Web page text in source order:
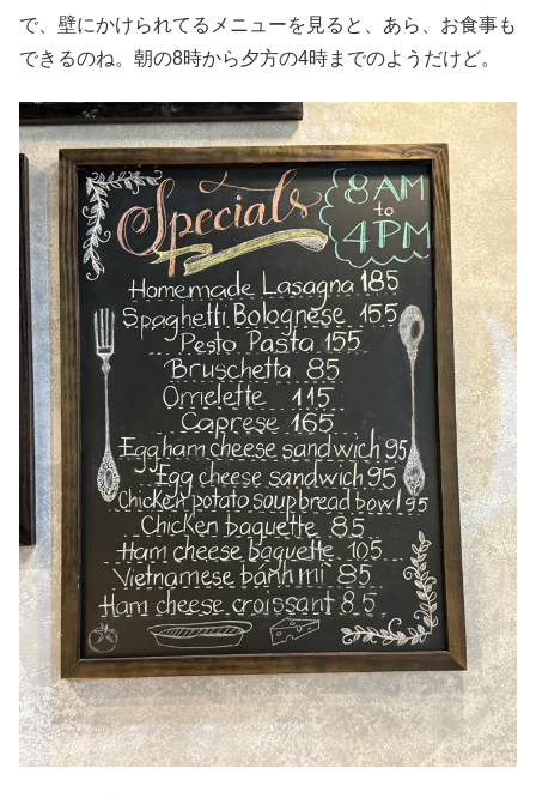
で、壁にかけられてるメニューを見ると、あら、お食事も
できるのね。朝の8時から夕方の4時までのようだけど。